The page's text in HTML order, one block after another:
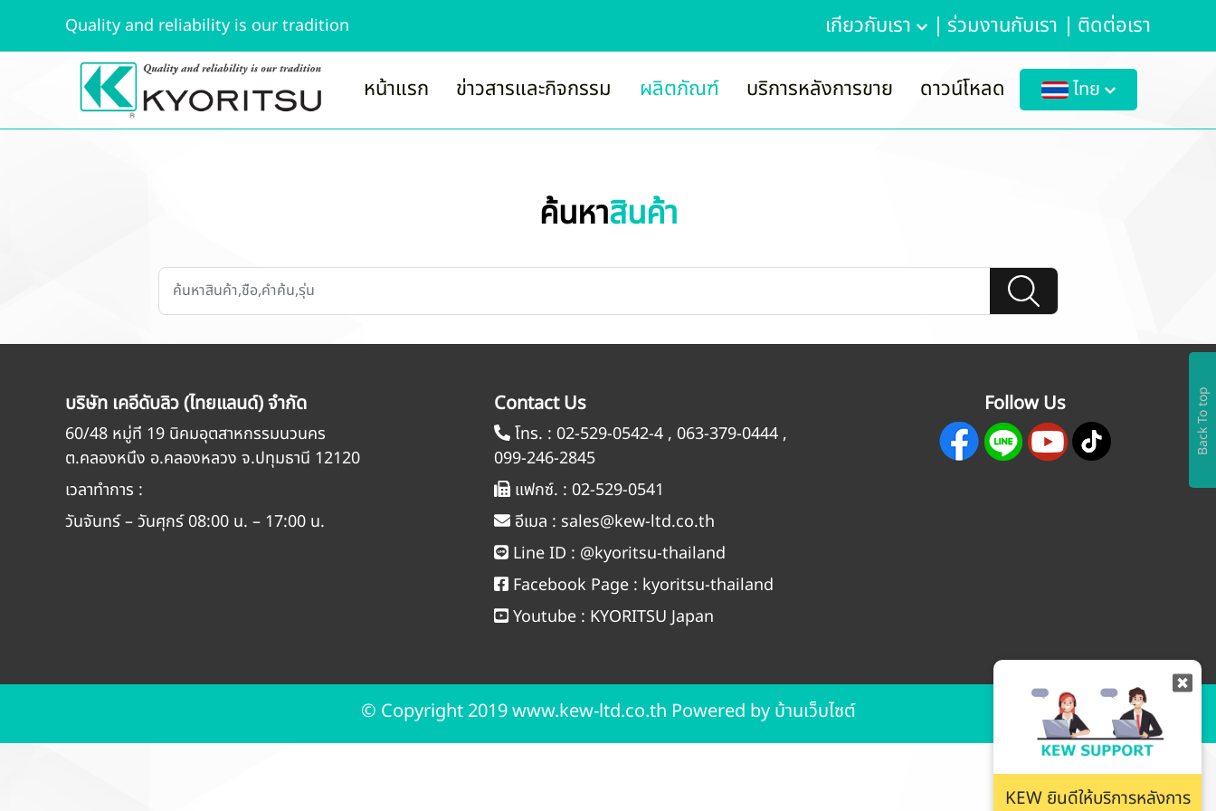
Quality and reliability is our tradition เกี่ยวกับเรา | ร่วมงานกับเรา | ติดต่อเรา
หน้าแรก ข่าวสารและกิจกรรม ผลิตภัณฑ์ บริการหลังการขาย ดาวน์โหลด ไทย
KEW ยินดีให้บริการหลังการ
ค้นหาสินค้า
บริษัท เคอีดับลิว (ไทยแลนด์) จำกัด
60/48 หมู่ที่ 19 นิคมอุตสาหกรรมนวนคร
ต.คลองหนึ่ง อ.คลองหลวง จ.ปทุมธานี 12120
เวลาทำการ :
วันจันทร์ – วันศุกร์ 08:00 น. – 17:00 น.
Contact Us
โทร. : 02-529-0542-4 , 063-379-0444 ,
099-246-2845
แฟกซ์. : 02-529-0541
อีเมล : sales@kew-ltd.co.th
Line ID : @kyoritsu-thailand
Facebook Page : kyoritsu-thailand
Youtube : KYORITSU Japan
Follow Us
© Copyright 2019 www.kew-ltd.co.th Powered by บ้านเว็บไซต์
Back To top